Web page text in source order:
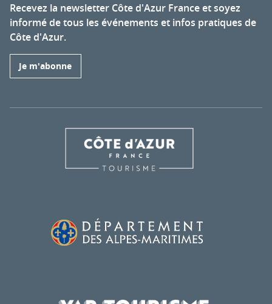
Recevez la newsletter Côte d'Azur France et soyez
informé de tous les événements et infos pratiques de
Côte d'Azur.
Je m'abonne